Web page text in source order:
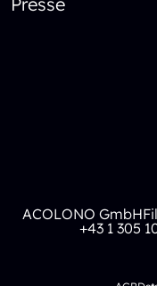
ACOLONO GmbH
+43 1 305